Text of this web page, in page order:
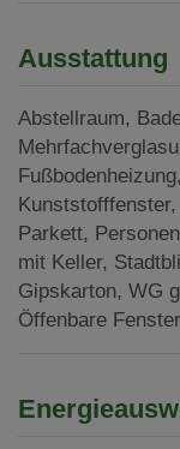
Ausstattung
Abstellraum
Fußbodenheizung
Kunststofffenster
Parkett
mit Keller
Gipskarton WG
Öffenbare Fenster